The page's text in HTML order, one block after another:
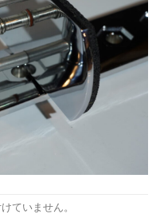
ていません。